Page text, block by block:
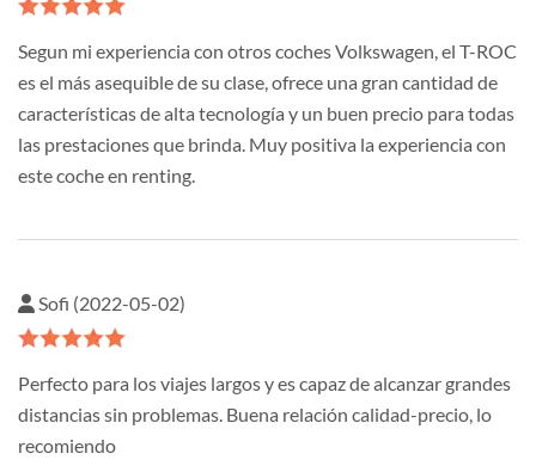
Segun mi experiencia con otros coches Volkswagen, el T-ROC
es el más asequible de su clase, ofrece una gran cantidad de
características de alta tecnología y un buen precio para todas
las prestaciones que brinda. Muy positiva la experiencia con
este coche en renting.
Sofi (2022-05-02)
Perfecto para los viajes largos y es capaz de alcanzar grandes
distancias sin problemas. Buena relación calidad-precio, lo
recomiendo